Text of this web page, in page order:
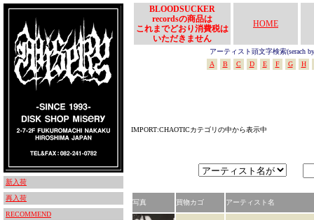
新入荷
再入荷
RECOMMEND
BLOODSUCKER
recordsの商品は
これまでどおり消費税は
いただきません
HOME
アーティスト頭文字検索(serach
A
B C D E F G H
IMPORT:CHAOTICカテゴリの中から表示中
写真 買物カゴ アーティスト名